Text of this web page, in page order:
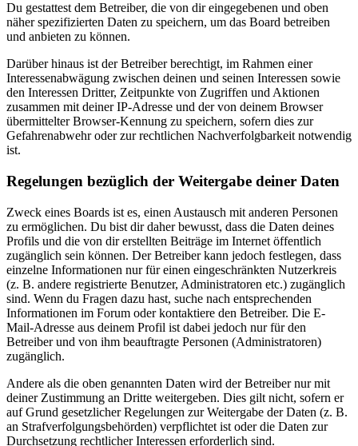
Du gestattest dem Betreiber, die von dir eingegebenen und oben
näher spezifizierten Daten zu speichern, um das Board betreiben
und anbieten zu können.
Darüber hinaus ist der Betreiber berechtigt, im Rahmen einer
Interessenabwägung zwischen deinen und seinen Interessen sowie
den Interessen Dritter, Zeitpunkte von Zugriffen und Aktionen
zusammen mit deiner IP-Adresse und der von deinem Browser
übermittelter Browser-Kennung zu speichern, sofern dies zur
Gefahrenabwehr oder zur rechtlichen Nachverfolgbarkeit notwendig
ist.
Regelungen bezüglich der Weitergabe deiner Daten
Zweck eines Boards ist es, einen Austausch mit anderen Personen
zu ermöglichen. Du bist dir daher bewusst, dass die Daten deines
Profils und die von dir erstellten Beiträge im Internet öffentlich
zugänglich sein können. Der Betreiber kann jedoch festlegen, dass
einzelne Informationen nur für einen eingeschränkten Nutzerkreis
(z. B. andere registrierte Benutzer, Administratoren etc.) zugänglich
sind. Wenn du Fragen dazu hast, suche nach entsprechenden
Informationen im Forum oder kontaktiere den Betreiber. Die E-
Mail-Adresse aus deinem Profil ist dabei jedoch nur für den
Betreiber und von ihm beauftragte Personen (Administratoren)
zugänglich.
Andere als die oben genannten Daten wird der Betreiber nur mit
deiner Zustimmung an Dritte weitergeben. Dies gilt nicht, sofern er
auf Grund gesetzlicher Regelungen zur Weitergabe der Daten (z. B.
an Strafverfolgungsbehörden) verpflichtet ist oder die Daten zur
Durchsetzung rechtlicher Interessen erforderlich sind.